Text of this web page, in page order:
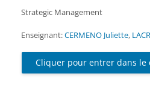
Strategic Management
Enseignant:CERMENO Juliette,
Cliquer pour entrer dans le